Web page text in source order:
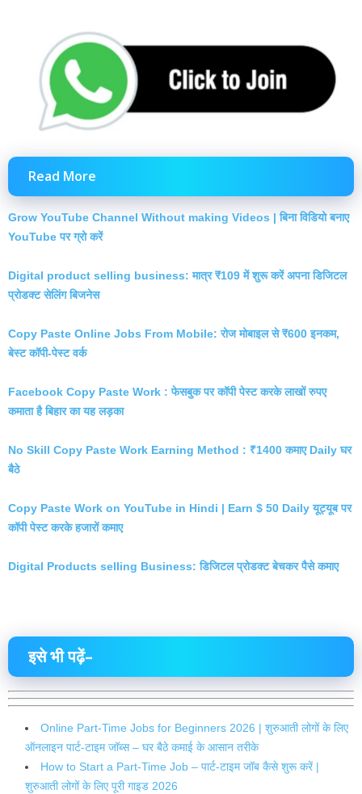
Read More
Grow YouTube Channel Without making Videos | बिना विडियो बनाए
YouTube पर ग्रो करें
Digital product selling business: मात्र ₹109 में शुरू करें अपना डिजिटल
प्रोडक्ट सेलिंग बिजनेस
Copy Paste Online Jobs From Mobile: रोज मोबाइल से ₹600 इनकम,
बेस्ट कॉपी-पेस्ट वर्क
Facebook Copy Paste Work : फेसबुक पर कॉपी पेस्ट करके लाखों रुपए
कमाता है बिहार का यह लड़का
No Skill Copy Paste Work Earning Method : ₹1400 कमाए Daily घर
बैठे
Copy Paste Work on YouTube in Hindi | Earn $ 50 Daily यूट्यूब पर
कॉपी पेस्ट करके हजारों कमाए
Digital Products selling Business: डिजिटल प्रोडक्ट बेचकर पैसे कमाए
इसे भी पढ़ें–
Online Part-Time Jobs for Beginners 2026 | शुरुआती लोगों के लिए
ऑनलाइन पार्ट-टाइम जॉब्स – घर बैठे कमाई के आसान तरीके
How to Start a Part-Time Job – पार्ट-टाइम जॉब कैसे शुरू करें |
शुरुआती लोगों के लिए पूरी गाइड 2026